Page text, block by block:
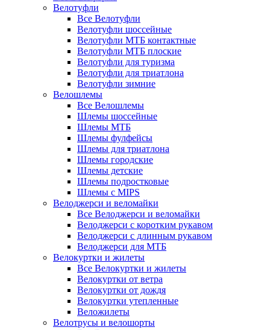
Велотуфли
Все Велотуфли
Велотуфли шоссейные
Велотуфли МТБ контактные
Велотуфли МТБ плоские
Велотуфли для туризма
Велотуфли для триатлона
Велотуфли зимние
Велошлемы
Все Велошлемы
Шлемы шоссейные
Шлемы МТБ
Шлемы фулфейсы
Шлемы для триатлона
Шлемы городские
Шлемы детские
Шлемы подростковые
Шлемы с MIPS
Велоджерси и веломайки
Все Велоджерси и веломайки
Велоджерси с коротким рукавом
Велоджерси с длинным рукавом
Велоджерси для МТБ
Велокуртки и жилеты
Все Велокуртки и жилеты
Велокуртки от ветра
Велокуртки от дождя
Велокуртки утепленные
Веложилеты
Велотрусы и велошорты